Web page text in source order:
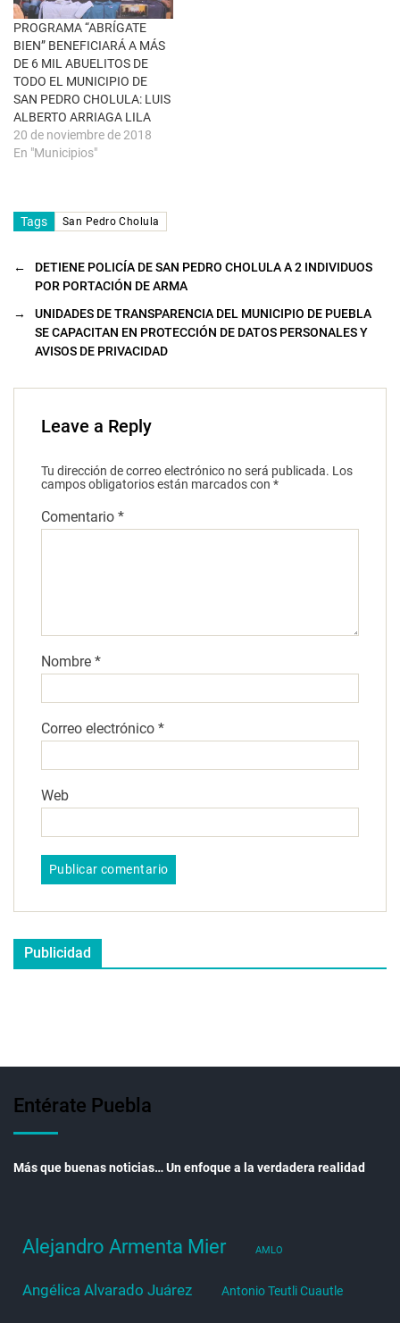
n
a
n
u
e
v
a
)
PROGRAMA “ABRÍGATE
BIEN” BENEFICIARÁ A MÁS
DE 6 MIL ABUELITOS DE
TODO EL MUNICIPIO DE
SAN PEDRO CHOLULA: LUIS
ALBERTO ARRIAGA LILA
20 de noviembre de 2018
En "Municipios"
Tags San Pedro Cholula
←
DETIENE POLICÍA DE SAN PEDRO CHOLULA A 2 INDIVIDUOS
POR PORTACIÓN DE ARMA
→
UNIDADES DE TRANSPARENCIA DEL MUNICIPIO DE PUEBLA
SE CAPACITAN EN PROTECCIÓN DE DATOS PERSONALES Y
AVISOS DE PRIVACIDAD
Leave a Reply
Tu dirección de correo electrónico no será publicada. Los
campos obligatorios están marcados con *
Comentario *
Nombre *
Correo electrónico *
Web
Publicidad
Entérate Puebla
Más que buenas noticias… Un enfoque a la verdadera realidad
Alejandro Armenta Mier AMLO
Angélica Alvarado Juárez Antonio Teutli Cuautle